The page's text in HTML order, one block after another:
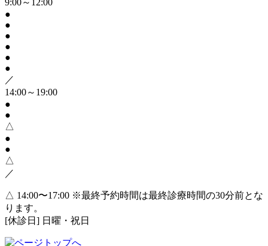
9:00～12:00
●
●
●
●
●
●
／
14:00～19:00
●
●
△
●
●
△
／
△ 14:00〜17:00 ※最終予約時間は最終診療時間の30分前とな
ります。
[休診日] 日曜・祝日